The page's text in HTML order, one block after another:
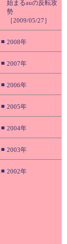
始まるauの反転攻
勢
［2009/05/27］
■ 2008年
■ 2007年
■ 2006年
■ 2005年
■ 2004年
■ 2003年
■ 2002年